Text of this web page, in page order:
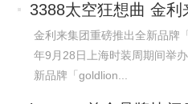
3388太空狂想曲 金利
3388」
金利来集团重磅推出全新品牌
年9月28日上海时装周期间举
新品牌「goldlion...